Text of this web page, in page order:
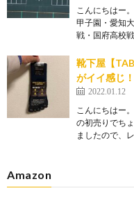
こんにちはー
甲子園・愛知
戦・国府高校
靴下屋【
がイイ感じ！
2022.01.12
こんにちはー
の初売りでち
ましたので、
Amazon